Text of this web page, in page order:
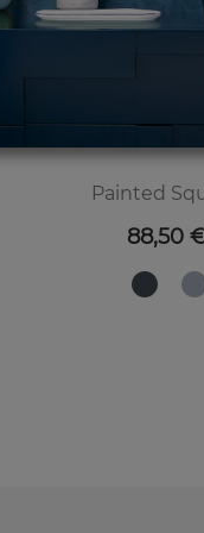
Painted
Preis
88,50